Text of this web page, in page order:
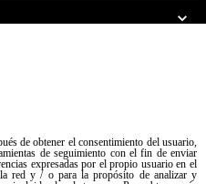
Privacy policy Cookie policy
de obtener el consentimiento del usuario,
de seguimiento con el fin de enviar
expresadas por el propio usuario en el
red y / o para la propósito de analizar y